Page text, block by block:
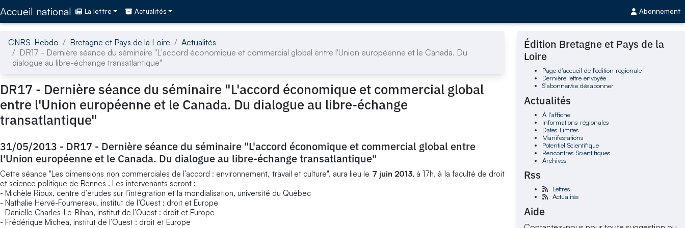
Accueil national La lettre Actualités Abonnement
CNRS-Hebdo Bretagne et Pays de la Loire
Actualités
DR17 - Dernière séance du séminaire "L'accord économique et commercial global entre l'Union européenne et le Canada. Du
dialogue au libre-échange transatlantique"
DR17 - Dernière séance du séminaire "L'accord économique et commercial global
entre l'Union européenne et le Canada. Du dialogue au libre-échange
transatlantique"
31/05/2013 - DR17 - Dernière séance du séminaire "L'accord économique et commercial global entre
l'Union européenne et le Canada. Du dialogue au libre-échange transatlantique"
Cette séance "Les dimensions non commerciales de l’accord : environnement, travail et culture", aura lieu le 7 juin 2013, à 17h, à la faculté de droit
et science politique de Rennes . Les intervenants seront :
- Michèle Rioux, centre d’études sur l’intégration et la mondialisation, université du Québec
- Nathalie Hervé-Fournereau, institut de l’Ouest : droit et Europe
- Danielle Charles-Le-Bihan, institut de l’Ouest : droit et Europe
- Frédérique Michea, institut de l’Ouest : droit et Europe
Édition Bretagne et Pays de la
Loire
Page d'accueil de l'édition régionale
Dernière lettre envoyée
S'abonner/se désabonner
Actualités
À l'affiche
Informations régionales
Dates Limites
Manifestations
Potentiel Scientifique
Rencontres Scientifiques
Archives
Rss
Lettres
Actualités
Aide